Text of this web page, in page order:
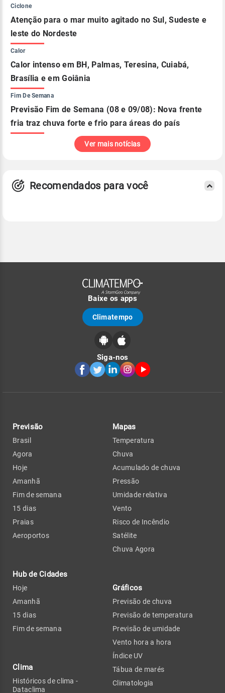
Ciclone
Atenção para o mar muito agitado no Sul, Sudeste e
leste do Nordeste
Calor
Calor intenso em BH, Palmas, Teresina, Cuiabá,
Brasília e em Goiânia
Fim De Semana
Previsão Fim de Semana (08 e 09/08): Nova frente
fria traz chuva forte e frio para áreas do país
Ver mais notícias
Recomendados para você
Baixe os apps
Climatempo
Siga-nos
Previsão
Brasil
Agora
Hoje
Amanhã
Fim de semana
15 dias
Praias
Aeroportos
Hub de Cidades
Hoje
Amanhã
15 dias
Fim de semana
Clima
Históricos de clima -
Dataclima
Mapas
Temperatura
Chuva
Acumulado de chuva
Pressão
Umidade relativa
Vento
Risco de Incêndio
Satélite
Chuva Agora
Gráficos
Previsão de chuva
Previsão de temperatura
Previsão de umidade
Vento hora a hora
Índice UV
Tábua de marés
Climatologia